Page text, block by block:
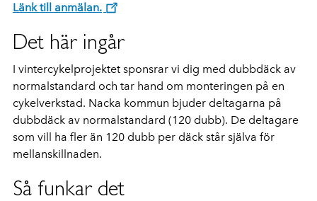
Länk till anmälan.
Det här ingår
I vintercykelprojektet sponsrar vi dig med dubbdäck av
normalstandard och tar hand om monteringen på en
cykelverkstad. Nacka kommun bjuder deltagarna på
dubbdäck av normalstandard (120 dubb). De deltagare
som vill ha fler än 120 dubb per däck står själva för
mellanskillnaden.
Så funkar det